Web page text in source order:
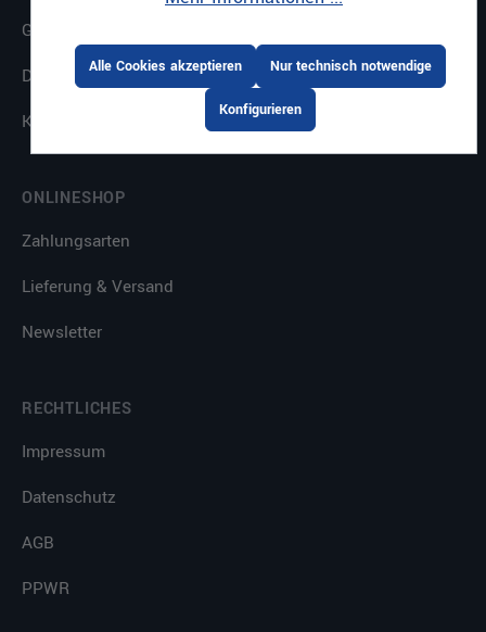
Großküchenplanung
Downloads
Küche mit System
ONLINESHOP
Zahlungsarten
Lieferung & Versand
Newsletter
RECHTLICHES
Impressum
Datenschutz
AGB
PPWR
Nur technisch notwendige
Konfigurieren
Alle Cookies akzeptieren